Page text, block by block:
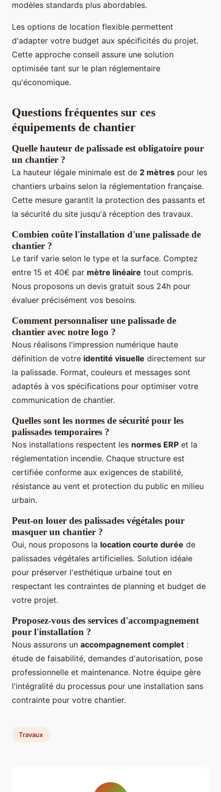
modèles standards plus abordables.
Les options de location flexible permettent
d'adapter votre budget aux spécificités du projet.
Cette approche conseil assure une solution
optimisée tant sur le plan réglementaire
qu'économique.
Questions fréquentes sur ces
équipements de chantier
Quelle hauteur de palissade est obligatoire pour
un chantier ?
La hauteur légale minimale est de 2 mètres pour les
chantiers urbains selon la réglementation française.
Cette mesure garantit la protection des passants et
la sécurité du site jusqu'à réception des travaux.
Combien coûte l'installation d'une palissade de
chantier ?
Le tarif varie selon le type et la surface. Comptez
entre 15 et 40€ par mètre linéaire tout compris.
Nous proposons un devis gratuit sous 24h pour
évaluer précisément vos besoins.
Comment personnaliser une palissade de
chantier avec notre logo ?
Nous réalisons l'impression numérique haute
définition de votre identité visuelle directement sur
la palissade. Format, couleurs et messages sont
adaptés à vos spécifications pour optimiser votre
communication de chantier.
Quelles sont les normes de sécurité pour les
palissades temporaires ?
Nos installations respectent les normes ERP et la
réglementation incendie. Chaque structure est
certifiée conforme aux exigences de stabilité,
résistance au vent et protection du public en milieu
urbain.
Peut-on louer des palissades végétales pour
masquer un chantier ?
Oui, nous proposons la location courte durée de
palissades végétales artificielles. Solution idéale
pour préserver l'esthétique urbaine tout en
respectant les contraintes de planning et budget de
votre projet.
Proposez-vous des services d'accompagnement
pour l'installation ?
Nous assurons un accompagnement complet :
étude de faisabilité, demandes d'autorisation, pose
professionnelle et maintenance. Notre équipe gère
l'intégralité du processus pour une installation sans
contrainte pour votre chantier.
Travaux